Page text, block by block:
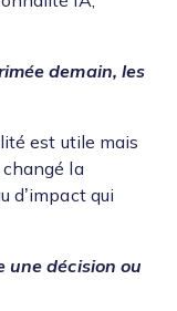
demain, les
est utile mais
changé la
d’impact qui
une décision ou